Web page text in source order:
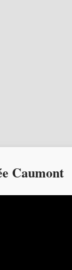
Caumont